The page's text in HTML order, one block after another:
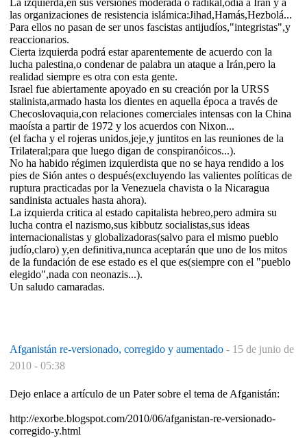
las organizaciones de resistencia islámica:Jihad,Hamás,Hezbolá...
Para ellos no pasan de ser unos fascistas antijudíos,"integristas",y
reaccionarios.
Cierta izquierda podrá estar aparentemente de acuerdo con la
lucha palestina,o condenar de palabra un ataque a Irán,pero la
realidad siempre es otra con esta gente.
Israel fue abiertamente apoyado en su creación por la URSS
stalinista,armado hasta los dientes en aquella época a través de
Checoslovaquia,con relaciones comerciales intensas con la China
maoísta a partir de 1972 y los acuerdos con Nixon...
(el facha y el rojeras unidos,jeje,y juntitos en las reuniones de la
Trilateral;para que luego digan de conspiranóicos...).
No ha habido régimen izquierdista que no se haya rendido a los
pies de Sión antes o después(excluyendo las valientes políticas de
ruptura practicadas por la Venezuela chavista o la Nicaragua
sandinista actuales hasta ahora).
La izquierda critica al estado capitalista hebreo,pero admira su
lucha contra el nazismo,sus kibbutz socialistas,sus ideas
internacionalistas y globalizadoras(salvo para el mismo pueblo
judío,claro) y,en definitiva,nunca aceptarán que uno de los mitos
de la fundación de ese estado es el que es(siempre con el "pueblo
elegido",nada con neonazis...).
Un saludo camaradas.
Afganistán re-versionado, corregido y aumentado - 15 de junio de
2010 - 05:38
Dejo enlace a artículo de un Pater sobre el tema de Afganistán:
http://exorbe.blogspot.com/2010/06/afganistan-re-versionado-
corregido-y.html